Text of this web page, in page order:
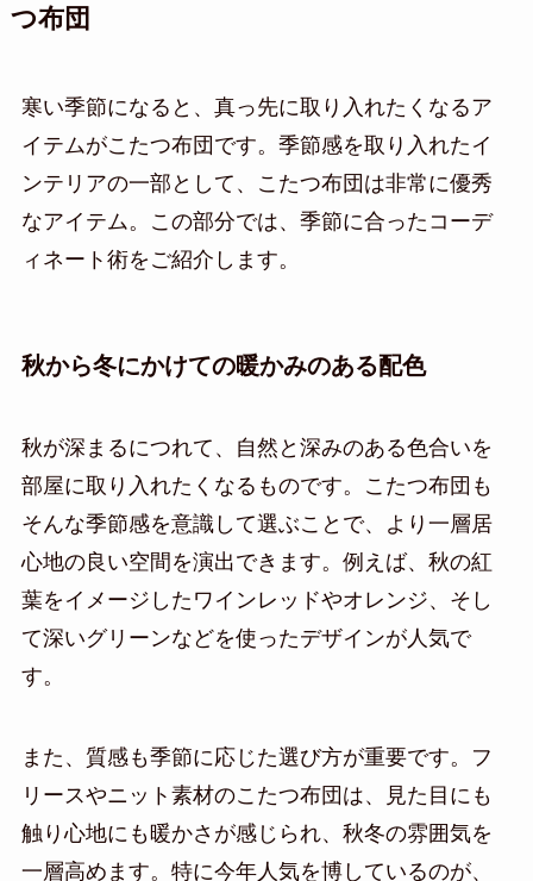
つ布団
寒い季節になると、真っ先に取り入れたくなるア
イテムがこたつ布団です。季節感を取り入れたイ
ンテリアの一部として、こたつ布団は非常に優秀
なアイテム。この部分では、季節に合ったコーデ
ィネート術をご紹介します。
秋から冬にかけての暖かみのある配色
秋が深まるにつれて、自然と深みのある色合いを
部屋に取り入れたくなるものです。こたつ布団も
そんな季節感を意識して選ぶことで、より一層居
心地の良い空間を演出できます。例えば、秋の紅
葉をイメージしたワインレッドやオレンジ、そし
て深いグリーンなどを使ったデザインが人気で
す。
また、質感も季節に応じた選び方が重要です。フ
リースやニット素材のこたつ布団は、見た目にも
触り心地にも暖かさが感じられ、秋冬の雰囲気を
一層高めます。特に今年人気を博しているのが、